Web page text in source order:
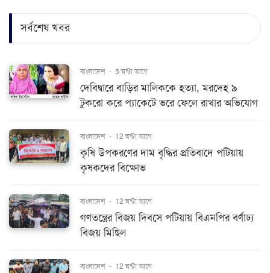
সর্বশেষ খবর
বাংলাদেশ - 5 ঘন্টা আগে
দেবিদ্বারে বাড়ির মালিককে হত্যা, মরদেহ ৯
টুকরো করে প্যাকেটে ভরে ফেলে রাখার অভিযোগ
বাংলাদেশ - 12 ঘন্টা আগে
কৃষি উপকরণের দাম বৃদ্ধির প্রতিবাদে পটিয়ায়
কৃষকদের বিক্ষোভ
বাংলাদেশ - 12 ঘন্টা আগে
গণতন্ত্রের বিজয় দিবসে পটিয়ায় বিএনপির বর্ণাঢ্য
বিজয় মিছিল
বাংলাদেশ - 12 ঘন্টা আগে